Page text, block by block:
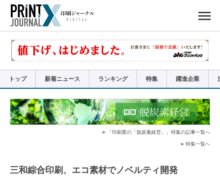
で
リ
トップ 新着ニュース ランキング 特集 躍進企業
「印刷業の「脱炭素経営」」特集の記事一覧へ
特集一覧へ
三和綜合印刷、エコ素材でノベルティ開発